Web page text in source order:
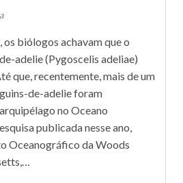
biólogos achavam que o
adelie (Pygoscelis adeliae)
que, recentemente, mais de um
de-adelie foram
no Oceano
publicada nesse ano,
Oceanográfico da Woods